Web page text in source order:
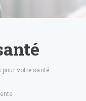
pour votre santé